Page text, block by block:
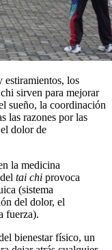
estiramientos, los
sirven para mejorar
sueño, la coordinación
las razones por las
dolor de
la medicina
tai chi provoca
(sistema
del dolor, el
fuerza).
bienestar físico, un